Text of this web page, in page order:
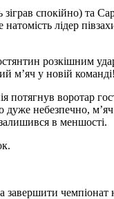
спокійно) та
лідер
розкішним
м’яч у новій команді!
потягнув воротар
небезпечно, м’яч
в меншості.
завершити чемпіонат